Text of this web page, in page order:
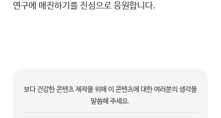
연구에 매진하기를 진심으로 응원합니다.
보다 건강한 콘텐츠 제작을 위해 이 콘텐츠에 대한 여러분의 생각을
말씀해 주세요.